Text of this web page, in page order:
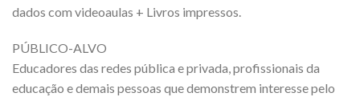
dados com videoaulas + Livros impressos.
PÚBLICO-ALVO
Educadores das redes pública e privada, profissionais da
educação e demais pessoas que demonstrem interesse pelo